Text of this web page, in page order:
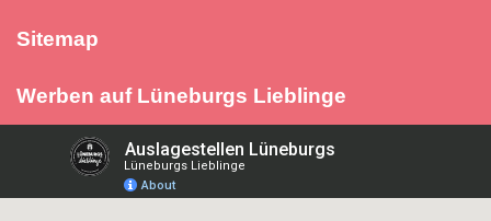
Sitemap
Werben auf Lüneburgs Lieblinge